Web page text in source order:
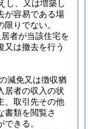
し、又は増築し
が容易である場
りでない。
者が当該住宅を
又は撤去を行う
減免又は徴収猶
居者の収入の状
、取引先その他
書類を閲覧さ
きる。